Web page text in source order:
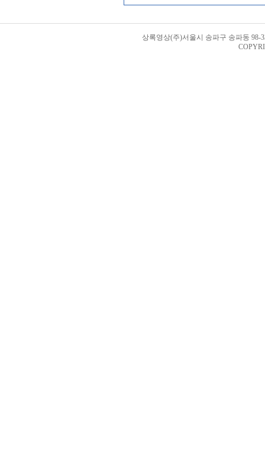
상록영상(주)서울시 송파구 송파동 98-